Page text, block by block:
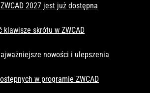
2027 jest już dostępna
klawisze skrótu w ZWCAD
nowości i ulepszenia
w programie ZWCAD